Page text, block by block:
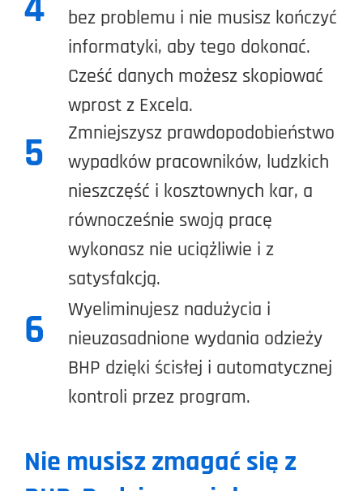
bez problemu i nie musisz kończyć
informatyki, aby tego dokonać.
Cześć danych możesz skopiować
wprost z Excela.
5
Zmniejszysz prawdopodobieństwo
wypadków pracowników, ludzkich
nieszczęść i kosztownych kar, a
równocześnie swoją pracę
wykonasz nie uciążliwie i z
satysfakcją.
6
Wyeliminujesz nadużycia i
nieuzasadnione wydania odzieży
BHP dzięki ścisłej i automatycznej
kontroli przez program.
Nie musisz zmagać się z